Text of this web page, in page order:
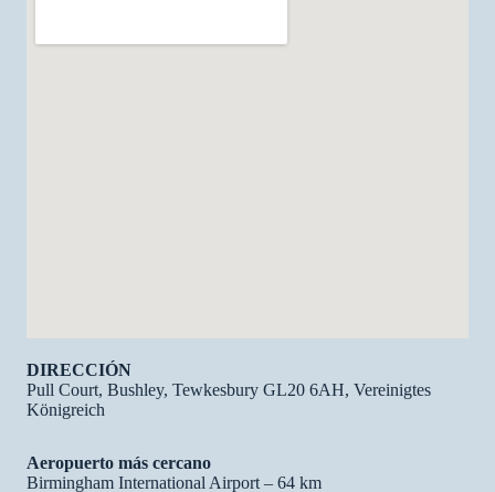
DIRECCIÓN
Pull Court, Bushley, Tewkesbury GL20 6AH, Vereinigtes
Königreich
Aeropuerto más cercano
Birmingham International Airport – 64 km